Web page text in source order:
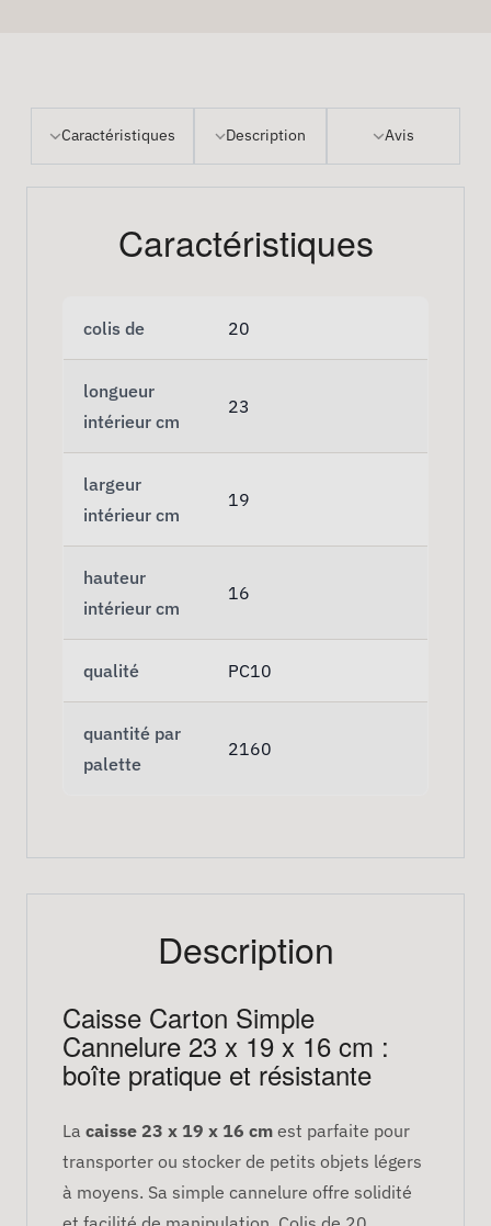
Caractéristiques Description Avis
Caractéristiques
colis de 20
longueur
intérieur cm
23
largeur
intérieur cm
19
hauteur
intérieur cm
16
qualité PC10
quantité par
palette
2160
Description
Caisse Carton Simple
Cannelure 23 x 19 x 16 cm :
boîte pratique et résistante
La caisse 23 x 19 x 16 cm est parfaite pour
transporter ou stocker de petits objets légers
à moyens. Sa simple cannelure offre solidité